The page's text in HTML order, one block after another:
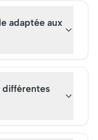
adaptée aux